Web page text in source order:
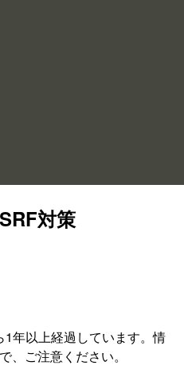
対策
年以上経過しています。情
、ご注意ください。